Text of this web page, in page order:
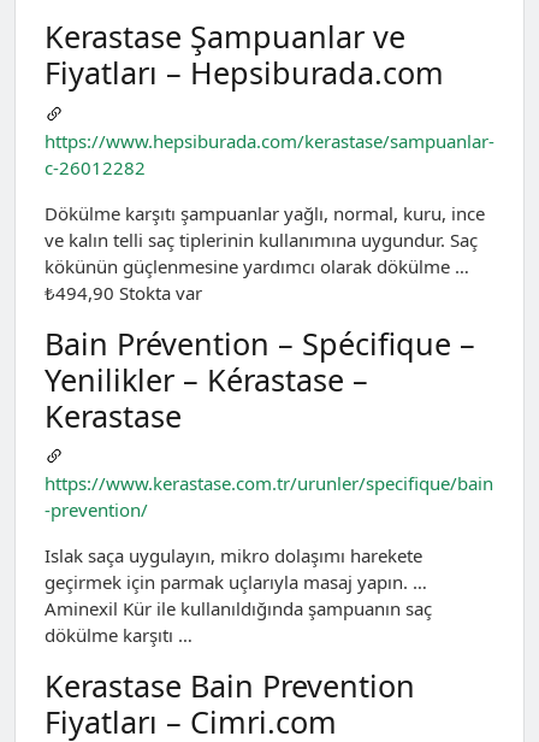
Kerastase Şampuanlar ve
Fiyatları – Hepsiburada.com
https://www.hepsiburada.com/kerastase/sampuanlar-
c-26012282
Dökülme karşıtı şampuanlar yağlı, normal, kuru, ince
ve kalın telli saç tiplerinin kullanımına uygundur. Saç
kökünün güçlenmesine yardımcı olarak dökülme …
₺494,90 Stokta var
Bain Prévention – Spécifique –
Yenilikler – Kérastase –
Kerastase
https://www.kerastase.com.tr/urunler/specifique/bain
-prevention/
Islak saça uygulayın, mikro dolaşımı harekete
geçirmek için parmak uçlarıyla masaj yapın. …
Aminexil Kür ile kullanıldığında şampuanın saç
dökülme karşıtı …
Kerastase Bain Prevention
Fiyatları – Cimri.com